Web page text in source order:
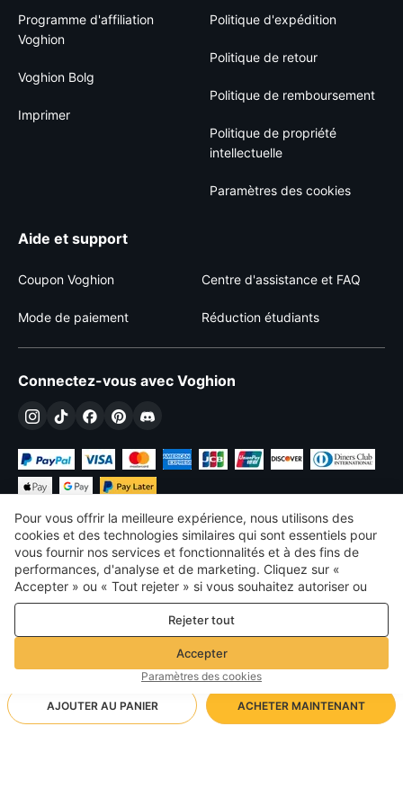
AJOUTER AU PANIER ACHETER MAINTENANT
Programme d'affiliation
Voghion
Voghion Bolg
Imprimer
Politique d'expédition
Politique de retour
Politique de remboursement
Politique de propriété
intellectuelle
Paramètres des cookies
Aide et support
Coupon Voghion Centre d'assistance et FAQ
Mode de paiement Réduction étudiants
Connectez-vous avec Voghion
€ EUR France
©2026 Voghion
termes et conditions
Politique de confidentialité et de cookies
Règles communautaires
Pour vous offrir la meilleure expérience, nous utilisons des
cookies et des technologies similaires qui sont essentiels pour
vous fournir nos services et fonctionnalités et à des fins de
performances, d'analyse et de marketing. Cliquez sur «
Accepter » ou « Tout rejeter » si vous souhaitez autoriser ou
refuser tout. cookies à des fins de performance, d’analyse et
de marketing. Pour plus de détails, consultez notre
confidentialité et de cookies
Rejeter tout
Accepter
Paramètres des cookies